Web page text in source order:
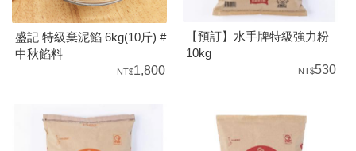
盛記 特級棄泥餡 6kg(10斤) #
中秋餡料
1,800
【預訂】水手牌特級強力粉
10kg
530